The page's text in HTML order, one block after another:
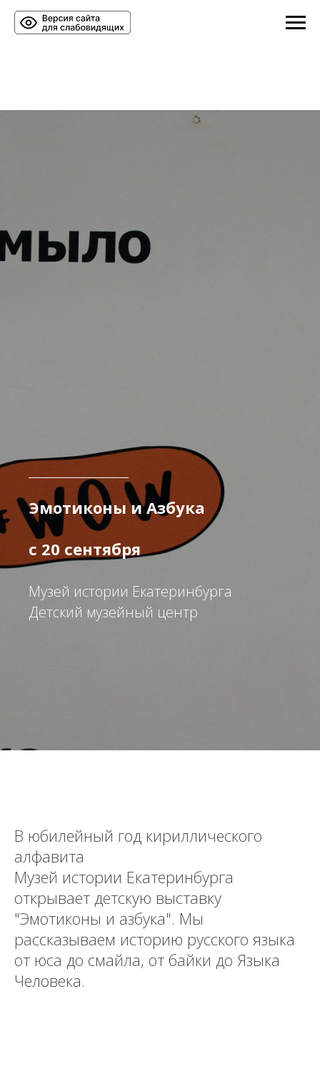
Эмотиконы и Азбука
с 20 сентября
Музей истории Екатеринбурга
Детский музейный центр
В юбилейный год кириллического
алфавита
Музей истории Екатеринбурга
открывает детскую выставку
"Эмотиконы и азбука". Мы
рассказываем историю русского языка
от юса до смайла, от байки до Языка
Человека.